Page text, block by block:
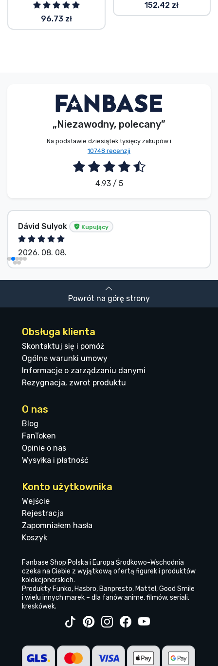
96.73 zł
152.42 zł
„Niezawodny, polecany”
Na podstawie dziesiątek tysięcy zakupów i
10748 recenzji
4.93 / 5
Dávid Sulyok Kupujący
2026. 08. 08.
Powrót na górę strony
Obsługa klienta
Skontaktuj się i pomóż
Ogólne warunki umowy
Informacje o zarządzaniu danymi
Rezygnacja, zwrot produktu
O nas
Blog
FanToken
Opinie o nas
Wysyłka i płatność
Konto użytkownika
Wejście
Rejestracja
Zapomniałem hasła
Koszyk
Fanbase Shop Polska i Europa Środkowo-Wschodnia
czeka na Ciebie z wyjątkową ofertą figurek i produktów
kolekcjonerskich.
Produkty Funko, Hasbro, Banpresto, Mattel, Good Smile
i wielu innych marek – dla fanów anime, filmów, seriali,
kreskówek.